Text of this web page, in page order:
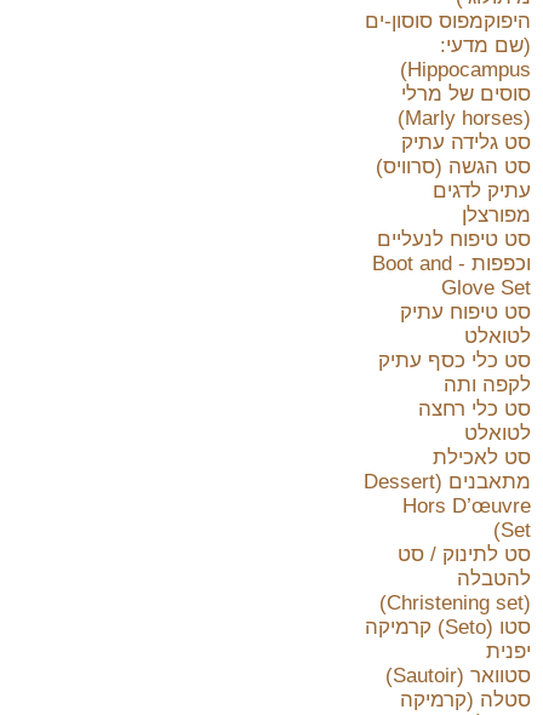
היפוקמפוס סוסון-ים
(שם מדעי:
Hippocampus)
סוסים של מרלי
(Marly horses)
סט גלידה עתיק
סט הגשה (סרוויס)
עתיק לדגים
מפורצלן
סט טיפוח לנעליים
וכפפות - Boot and
Glove Set
סט טיפוח עתיק
לטואלט
סט כלי כסף עתיק
לקפה ותה
סט כלי רחצה
לטואלט
סט לאכילת
מתאבנים (Dessert
Hors D’œuvre
Set)
סט לתינוק / סט
להטבלה
(Christening set)
סטו (Seto) קרמיקה
יפנית
סטוואר (Sautoir)
סטלה (קרמיקה